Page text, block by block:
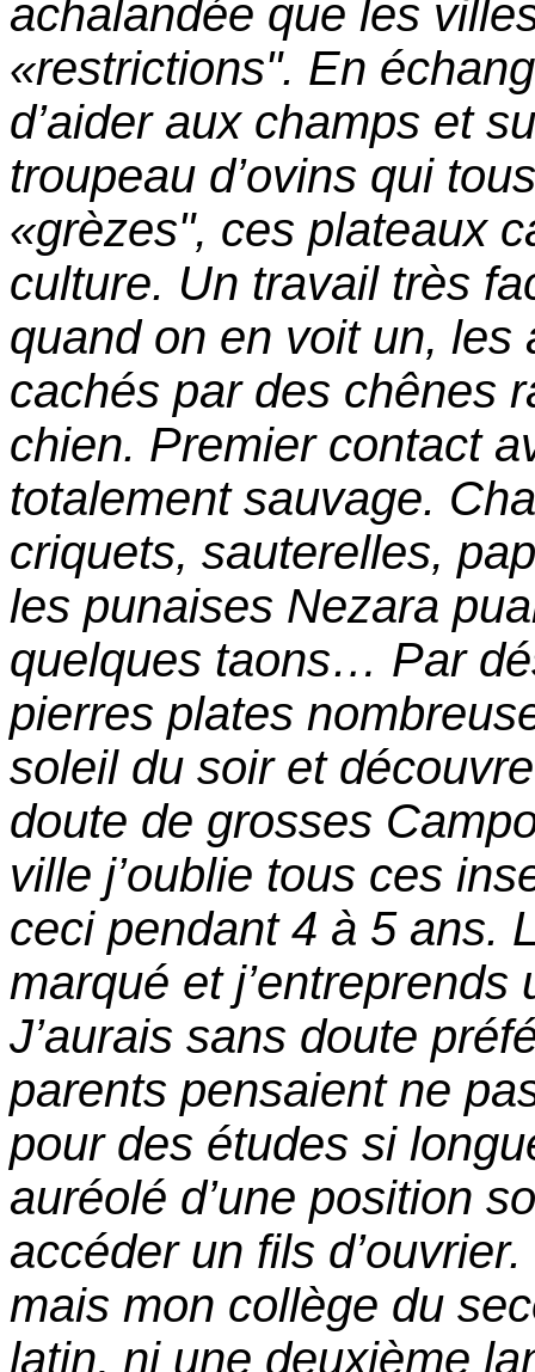
achalandée que les
«restrictions". En
d’aider aux champs et
troupeau d’ovins qui
«grèzes", ces plateaux
culture. Un travail très
quand on en voit un, les
cachés par des chênes
chien. Premier contact
totalement sauvage.
criquets, sauterelles,
les punaises Nezara
quelques taons… Par
pierres plates
soleil du soir et
doute de grosses
ville j’oublie tous ces
ceci pendant 4 à 5 ans.
marqué et
J’aurais sans doute
parents pensaient ne
pour des études si
auréolé d’une position
accéder un fils
mais mon collège du
latin, ni une deuxième